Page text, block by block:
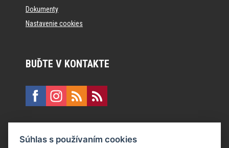
Dokumenty
Nastavenie cookies
BUĎTE V KONTAKTE
Súhlas s používaním cookies